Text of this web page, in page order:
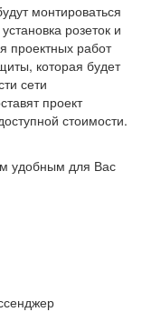
монтироваться
розеток и
проектных работ
которая будет
сети
проект
стоимости.
удобным для Вас